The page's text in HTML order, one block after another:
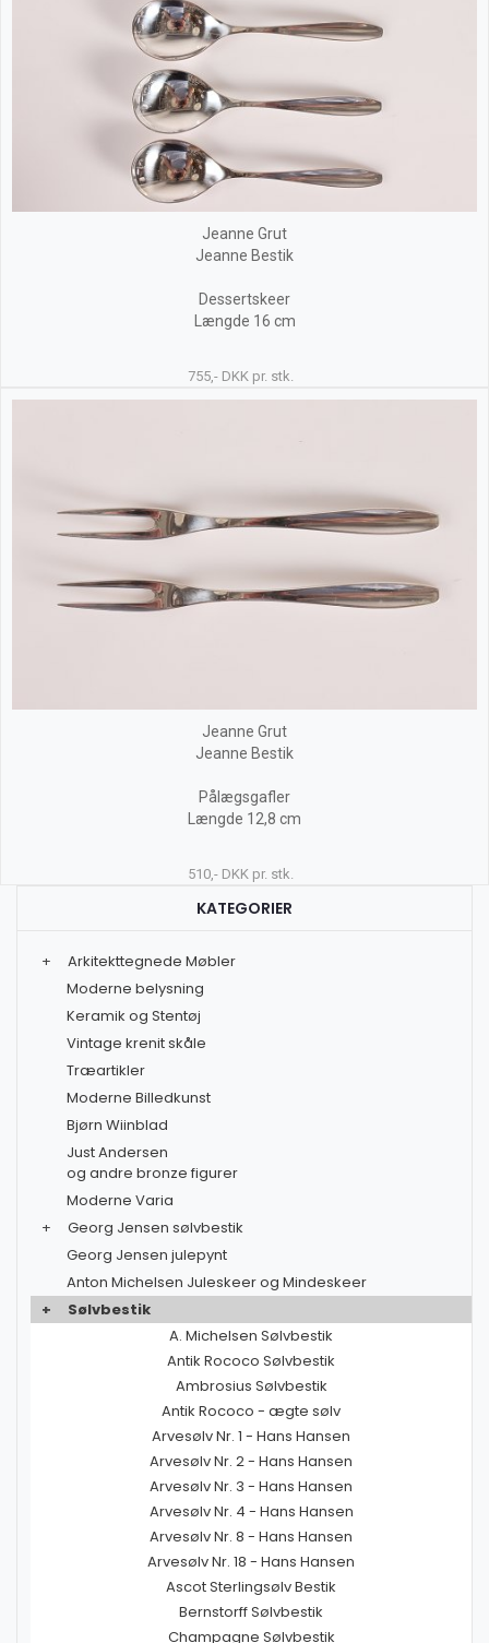
Jeanne Grut
Jeanne Bestik
Dessertskeer
Længde 16 cm
755,- DKK pr. stk.
Jeanne Grut
Jeanne Bestik
Pålægsgafler
Længde 12,8 cm
510,- DKK pr. stk.
KATEGORIER
+
Arkitekttegnede Møbler
Moderne belysning
Keramik og Stentøj
Vintage krenit skåle
Træartikler
Moderne Billedkunst
Bjørn Wiinblad
Just Andersen
og andre bronze figurer
Moderne Varia
+
Georg Jensen sølvbestik
Georg Jensen julepynt
Anton Michelsen Juleskeer og Mindeskeer
+
Sølvbestik
A. Michelsen Sølvbestik
Antik Rococo Sølvbestik
Ambrosius Sølvbestik
Antik Rococo - ægte sølv
Arvesølv Nr. 1 - Hans Hansen
Arvesølv Nr. 2 - Hans Hansen
Arvesølv Nr. 3 - Hans Hansen
Arvesølv Nr. 4 - Hans Hansen
Arvesølv Nr. 8 - Hans Hansen
Arvesølv Nr. 18 - Hans Hansen
Ascot Sterlingsølv Bestik
Bernstorff Sølvbestik
Champagne Sølvbestik